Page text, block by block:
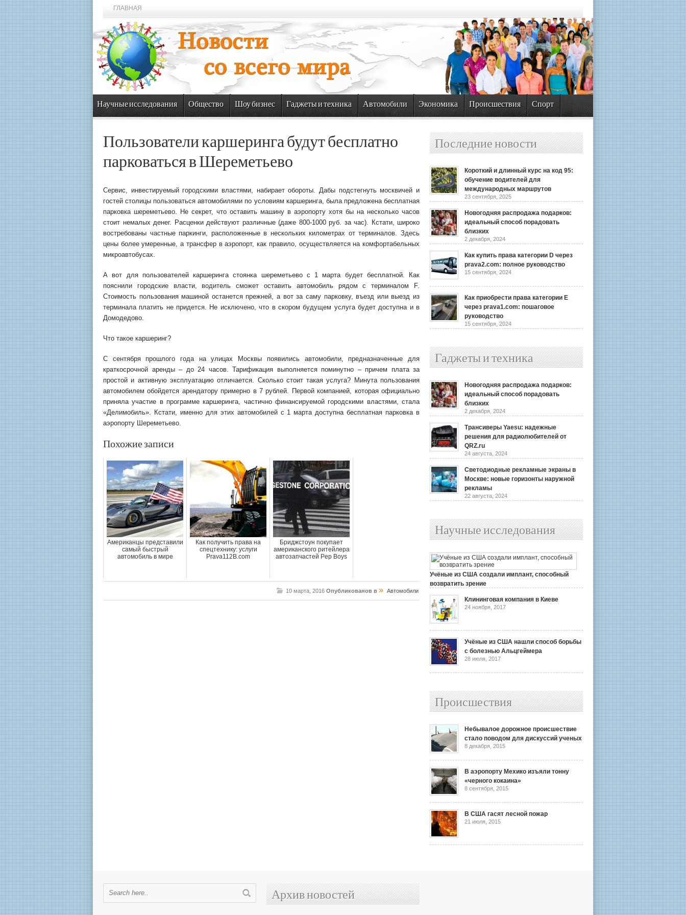
ГЛАВНАЯ
Научные исследования Общество Шоу бизнес Гаджеты и техника Автомобили Экономика Происшествия Спорт
Пользователи каршеринга будут бесплатно
парковаться в Шереметьево
Сервис, инвестируемый городскими властями, набирает обороты. Дабы подстегнуть москвичей и
гостей столицы пользоваться автомобилями по условиям каршеринга, была предложена бесплатная
парковка шереметьево. Не секрет, что оставить машину в аэропорту хотя бы на несколько часов
стоит немалых денег. Расценки действуют различные (даже 800-1000 руб. за час). Кстати, широко
востребованы частные паркинги, расположенные в нескольких километрах от терминалов. Здесь
цены более умеренные, а трансфер в аэропорт, как правило, осуществляется на комфортабельных
микроавтобусах.
А вот для пользователей каршеринга стоянка шереметьево с 1 марта будет бесплатной. Как
пояснили городские власти, водитель сможет оставить автомобиль рядом с терминалом F.
Стоимость пользования машиной останется прежней, а вот за саму парковку, въезд или выезд из
терминала платить не придется. Не исключено, что в скором будущем услуга будет доступна и в
Домодедово.
Что такое каршеринг?
С сентября прошлого года на улицах Москвы появились автомобили, предназначенные для
краткосрочной аренды – до 24 часов. Тарификация выполняется поминутно – причем плата за
простой и активную эксплуатацию отличается. Сколько стоит такая услуга? Минута пользования
автомобилем обойдется арендатору примерно в 7 рублей. Первой компанией, которая официально
приняла участие в программе каршеринга, частично финансируемой городскими властями, стала
«Делимобиль». Кстати, именно для этих автомобилей с 1 марта доступна бесплатная парковка в
аэропорту Шереметьево.
Похожие записи
Американцы представили
самый быстрый
автомобиль в мире
Как получить права на
спецтехнику: услуги
Prava112B.com
Бриджстоун покупает
американского ритейлера
автозапчастей Pep Boys
10 марта, 2016 Опубликованов в » Автомобили
Последние новости
Короткий и длинный курс на код 95:
обучение водителей для
международных маршрутов
23 сентября, 2025
Новогодняя распродажа подарков:
идеальный способ порадовать
близких
2 декабря, 2024
Как купить права категории D через
prava2.com: полное руководство
15 сентября, 2024
Как приобрести права категории E
через prava1.com: пошаговое
руководство
15 сентября, 2024
Гаджеты и техника
Новогодняя распродажа подарков:
идеальный способ порадовать
близких
2 декабря, 2024
Трансиверы Yaesu: надежные
решения для радиолюбителей от
QRZ.ru
24 августа, 2024
Светодиодные рекламные экраны в
Москве: новые горизонты наружной
рекламы
22 августа, 2024
Научные исследования
Учёные из США создали имплант, способный
возвратить зрение
Клининговая компания в Киеве
24 ноября, 2017
Учёные из США нашли способ борьбы
с болезнью Альцгеймера
28 июля, 2017
Происшествия
Небывалое дорожное происшествие
стало поводом для дискуссий ученых
8 декабря, 2015
В аэропорту Мехико изъяли тонну
«черного кокаина»
8 сентября, 2015
В США гасят лесной пожар
21 июля, 2015
Архив новостей